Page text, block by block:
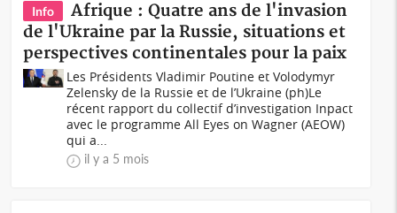
Info
Afrique : Quatre ans de l'invasion
de l'Ukraine par la Russie, situations et
perspectives continentales pour la paix
Les Présidents Vladimir Poutine et Volodymyr
Zelensky de la Russie et de l’Ukraine (ph)Le
récent rapport du collectif d’investigation Inpact
avec le programme All Eyes on Wagner (AEOW)
qui a...
il y a 5 mois